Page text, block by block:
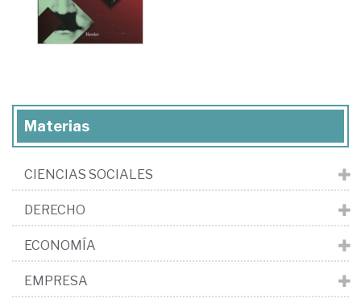
Materias
CIENCIAS SOCIALES
DERECHO
ECONOMÍA
EMPRESA